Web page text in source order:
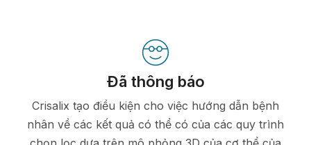
Đã thông báo
Crisalix tạo điều kiện cho việc hướng dẫn bệnh
nhân về các kết quả có thể có của các quy trình